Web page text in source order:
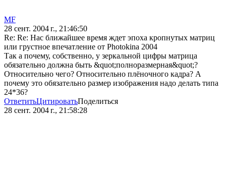
MF
28 сент. 2004 г., 21:46:50
Re: Re: Нас ближайшее время ждет эпоха кропнутых матриц
или грустное впечатление от Photokina 2004
Так а почему, собственно, у зеркальной цифры матрица
обязательно должна быть &quot;полноразмерная&quot;?
Относительно чего? Относительно плёночного кадра? А
почему это обязательно размер изображения надо делать типа
24*36?
ОтветитьЦитироватьПоделиться
28 сент. 2004 г., 21:58:28